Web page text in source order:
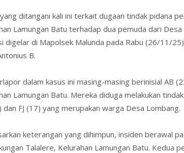
ditangani kali ini terkait dugaan tindak pidana
Lamungan Batu terhadap dua pemuda dari
digelar di Mapolsek Malunda pada Rabu (26/11/
B.
dalam kasus ini masing-masing berinisial AB
Lamungan Batu. Mereka diduga melakukan
dan FJ (17) yang merupakan warga Desa Lombang.
keterangan yang dihimpun, insiden berawal
Talalere, Kelurahan Lamungan Batu. Kedua